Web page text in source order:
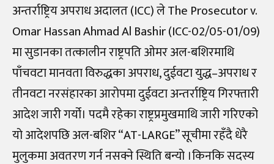
अन्तर्राष्ट्रिय अपराध अदालत (ICC) ले The Prosecutor v.
Omar Hassan Ahmad Al Bashir (ICC-02/05-01/09)
मा सुडानका तत्कालीन राष्ट्रपति ओमर अल-बशिरमाथि
पाँचवटा मानवता विरुद्धका अपराध, दुईवटा युद्ध–अपराध र
तीनवटा नरसंहारका आरोपमा दुईवटा अन्तर्राष्ट्रिय गिरफ्तारी
आदेश जारी गर्यो। पदमै रहेका राष्ट्रप्रमुखमाथि जारी गरिएको
यो आदेशपछि अल-बशिर “AT-LARGE” सूचीमा रहँदै धेरै
मुलुकमा अवतरण गर्न नसक्ने स्थिति बन्यो ।किनकि सदस्य